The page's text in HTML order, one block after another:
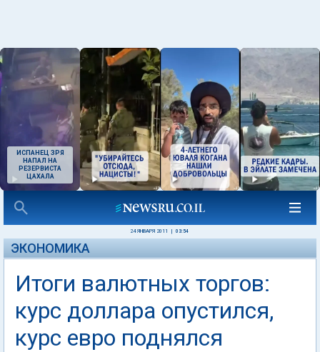
ИСПАНЕЦ ЗРЯ
НАПАЛ НА
РЕЗЕРВИСТА
ЦАХАЛА
24 ЯНВАРЯ 2011 03:54
ЭКОНОМИКА
Итоги валютных торгов:
курс доллара опустился,
курс евро поднялся